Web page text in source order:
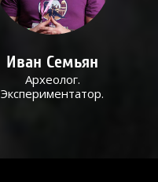
Иван Семьян
Археолог.
Экспериментатор.